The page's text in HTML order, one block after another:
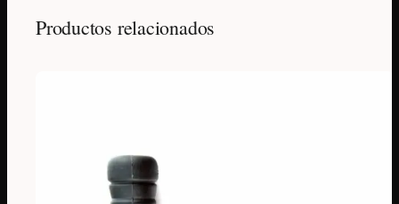
Productos relacionados